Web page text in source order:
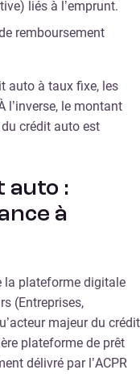
liés à l’emprunt.
remboursement
auto à taux fixe, les
l’inverse, le montant
crédit auto est
auto :
à
la plateforme digitale
(Entreprises,
majeur du crédit
plateforme de prêt
délivré par l’ACPR